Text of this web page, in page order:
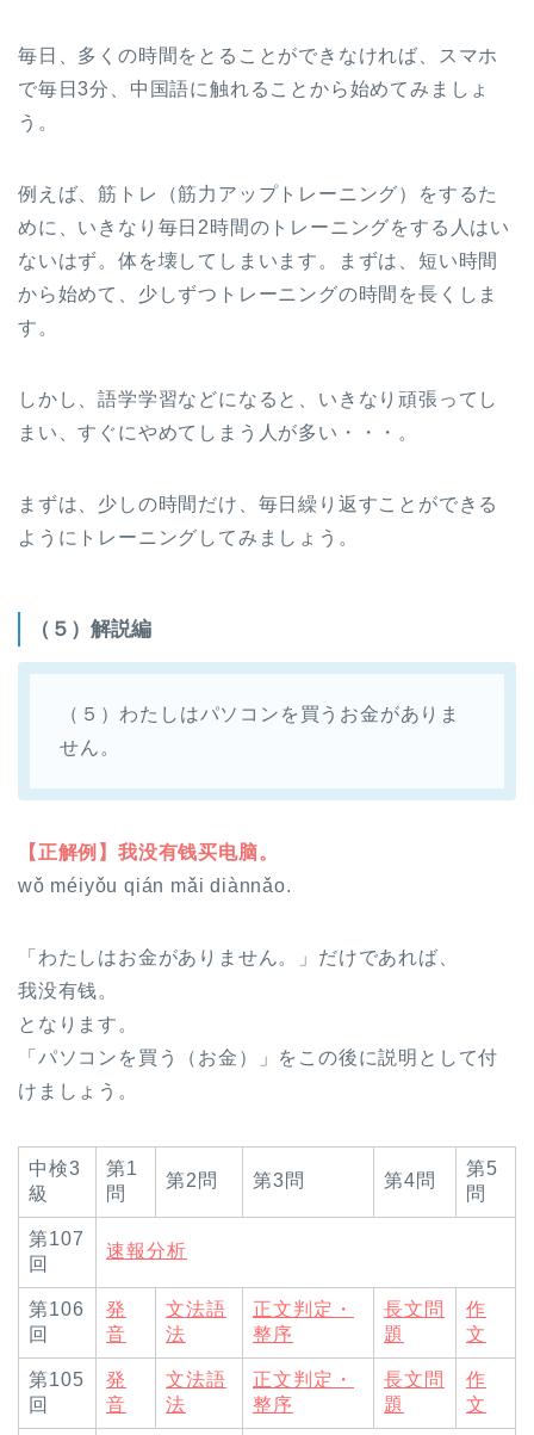
毎日、多くの時間をとることができなければ、スマホ
で毎日3分、中国語に触れることから始めてみましょ
う。
例えば、筋トレ（筋力アップトレーニング）をするた
めに、いきなり毎日2時間のトレーニングをする人はい
ないはず。体を壊してしまいます。まずは、短い時間
から始めて、少しずつトレーニングの時間を長くしま
す。
しかし、語学学習などになると、いきなり頑張ってし
まい、すぐにやめてしまう人が多い・・・。
まずは、少しの時間だけ、毎日繰り返すことができる
ようにトレーニングしてみましょう。
（５）解説編
（５）わたしはパソコンを買うお金がありま
せん。
【正解例】我没有钱买电脑。
wǒ méiyǒu qián mǎi diànnǎo.
「わたしはお金がありません。」だけであれば、
我没有钱。
となります。
「パソコンを買う（お金）」をこの後に説明として付
けましょう。
中検3
級
第1
問
第2問 第3問 第4問
第5
問
第107
回
速報分析
第106
回
発
音
文法語
法
正文判定・
整序
長文問
題
作
文
第105
回
発
音
文法語
法
正文判定・
整序
長文問
題
作
文